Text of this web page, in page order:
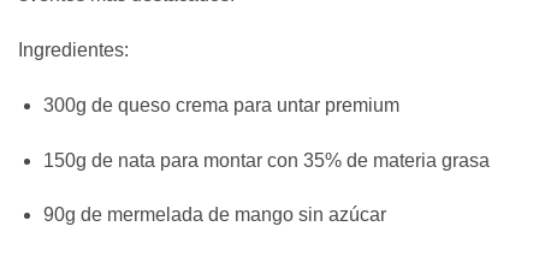
Ingredientes:
300g de queso crema para untar premium
150g de nata para montar con 35% de materia grasa
90g de mermelada de mango sin azúcar